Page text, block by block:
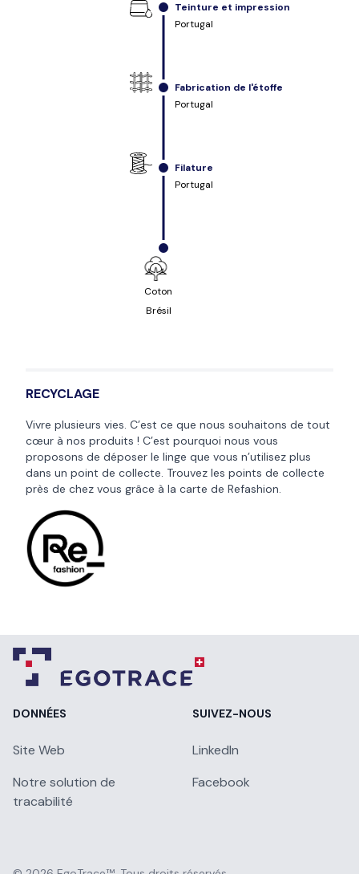
Teinture et impression
Portugal
Fabrication de l'étoffe
Portugal
Filature
Portugal
Coton
Brésil
RECYCLAGE
Vivre plusieurs vies. C’est ce que nous souhaitons de tout
cœur à nos produits ! C’est pourquoi nous vous
proposons de déposer le linge que vous n’utilisez plus
dans un point de collecte. Trouvez les points de collecte
près de chez vous grâce à la carte de Refashion.
DONNÉES
Site Web
Notre solution de
tracabilité
SUIVEZ-NOUS
LinkedIn
Facebook